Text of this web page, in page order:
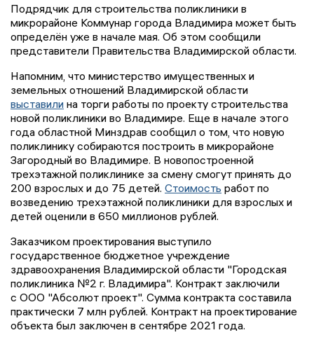
Подрядчик для строительства поликлиники в
микрорайоне Коммунар города Владимира может быть
определён уже в начале мая. Об этом сообщили
представители Правительства Владимирской области.
Напомним, что министерство имущественных и
земельных отношений Владимирской области
выставили на торги работы по проекту строительства
новой поликлиники во Владимире. Еще в начале этого
года областной Минздрав сообщил о том, что новую
поликлинику собираются построить в микрорайоне
Загородный во Владимире. В новопостроенной
трехэтажной поликлинике за смену смогут принять до
200 взрослых и до 75 детей. Стоимость работ по
возведению трехэтажной поликлиники для взрослых и
детей оценили в 650 миллионов рублей.
Заказчиком проектирования выступило
государственное бюджетное учреждение
здравоохранения Владимирской области "Городская
поликлиника №2 г. Владимира". Контракт заключили
с ООО "Абсолют проект". Сумма контракта составила
практически 7 млн рублей. Контракт на проектирование
объекта был заключен в сентябре 2021 года.